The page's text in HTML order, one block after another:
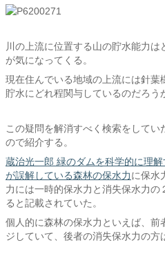
川の上流に位置する山の貯水能力
が気になってくる。
現在住んでいる地域の上流には針
貯水にどれ程関与しているのだろう
この疑問を解消すべく検索をしてい
ので紹介する。
蔵治光一郎 緑のダムを科学的に理
が誤解している森林の保水力に保水
力には一時的保水力と消失保水力
ると記載されていた。
個人的に森林の保水力といえば、前
ジしていて、後者の消失保水力の方